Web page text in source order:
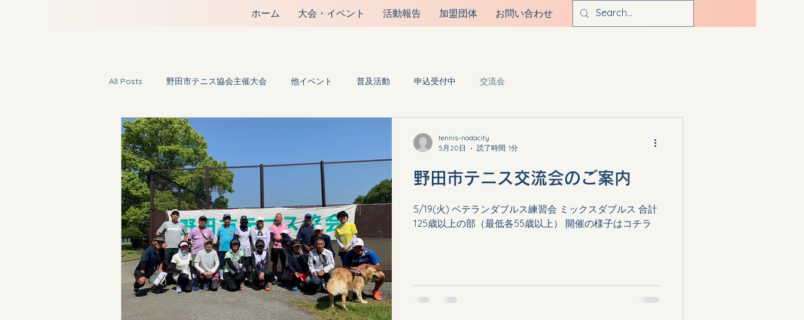
野田市テニス協会
ホーム 大会・イベント 活動報告 加盟団体 お問い合わせ
All Posts 野田市テニス協会主催大会 他イベント 普及活動 申込受付中 交流会
野田市テニス交流会のご案内
5/19(火) ベテランダブルス練習会 ミックスダブルス 合計
125歳以上の部（最低各55歳以上） 開催の様子はコチラ
tennis-nodacity
5月20日
読了時間: 1分